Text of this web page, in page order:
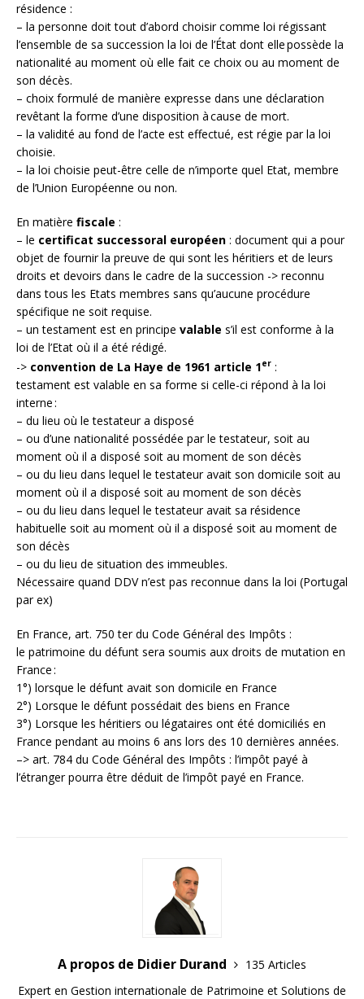
résidence :
– la personne doit tout d’abord choisir comme loi régissant
l’ensemble de sa succession la loi de l’État dont elle possède la
nationalité au moment où elle fait ce choix ou au moment de
son décès.
– choix formulé de manière expresse dans une déclaration
revêtant la forme d’une disposition à cause de mort.
– la validité au fond de l’acte est effectué, est régie par la loi
choisie.
– la loi choisie peut-être celle de n’importe quel Etat, membre
de l’Union Européenne ou non.
En matière fiscale :
– le certificat successoral européen : document qui a pour
objet de fournir la preuve de qui sont les héritiers et de leurs
droits et devoirs dans le cadre de la succession -> reconnu
dans tous les Etats membres sans qu’aucune procédure
spécifique ne soit requise.
– un testament est en principe valable s’il est conforme à la
loi de l’Etat où il a été rédigé.
-> convention de La Haye de 1961 article 1er :
testament est valable en sa forme si celle-ci répond à la loi
interne :
– du lieu où le testateur a disposé
– ou d’une nationalité possédée par le testateur, soit au
moment où il a disposé soit au moment de son décès
– ou du lieu dans lequel le testateur avait son domicile soit au
moment où il a disposé soit au moment de son décès
– ou du lieu dans lequel le testateur avait sa résidence
habituelle soit au moment où il a disposé soit au moment de
son décès
– ou du lieu de situation des immeubles.
Nécessaire quand DDV n’est pas reconnue dans la loi (Portugal
par ex)
En France, art. 750 ter du Code Général des Impôts :
le patrimoine du défunt sera soumis aux droits de mutation en
France :
1°) lorsque le défunt avait son domicile en France
2°) Lorsque le défunt possédait des biens en France
3°) Lorsque les héritiers ou légataires ont été domiciliés en
France pendant au moins 6 ans lors des 10 dernières années.
–> art. 784 du Code Général des Impôts : l’impôt payé à
l’étranger pourra être déduit de l’impôt payé en France.
A propos de Didier Durand
135 Articles
Expert en Gestion internationale de Patrimoine et Solutions de